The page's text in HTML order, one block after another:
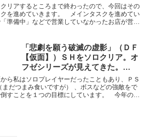
リアするところまで終わったので、今回はその
を進めていきます。 メインタスクを進めてい
準備中」などで営業していなかったお店が営業
「悲劇を願う破滅の虚影」（ＤＦ
【仮面】）ＳＨをソロクリア。オ
フゼシリーズが見えてきた。
[PSO2]
ら私はソロプレイヤーだったこともあり、ＰＳ
まだつまみ食いですが） 、ボスなどの強敵をで
すことを１つの目標にしています。 今年の年